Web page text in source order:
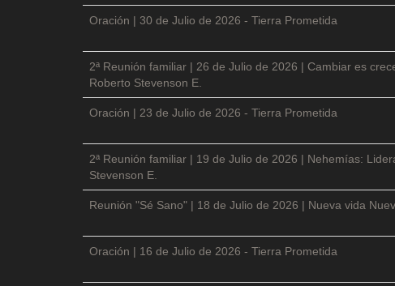
Oración | 30 de Julio de 2026 - Tierra Prometida
2ª Reunión familiar | 26 de Julio de 2026 | Cambiar es
Roberto Stevenson E.
Oración | 23 de Julio de 2026 - Tierra Prometida
2ª Reunión familiar | 19 de Julio de 2026 | Nehemías:
Stevenson E.
Reunión "Sé Sano" | 18 de Julio de 2026 | Nueva vida
Oración | 16 de Julio de 2026 - Tierra Prometida